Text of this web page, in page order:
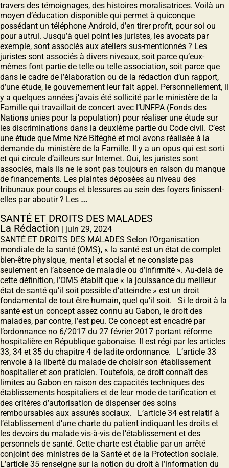
travers des témoignages, des histoires moralisatrices. Voilà un
moyen d’éducation disponible qui permet à quiconque
possédant un téléphone Android, d’en tirer profit, pour soi ou
pour autrui. Jusqu’à quel point les juristes, les avocats par
exemple, sont associés aux ateliers sus-mentionnés ? Les
juristes sont associés à divers niveaux, soit parce qu’eux-
mêmes font partie de telle ou telle association, soit parce que
dans le cadre de l’élaboration ou de la rédaction d’un rapport,
d’une étude, le gouvernement leur fait appel. Personnellement, il
y a quelques années j’avais été sollicité par le ministère de la
Famille qui travaillait de concert avec l’UNFPA (Fonds des
Nations unies pour la population) pour réaliser une étude sur
les discriminations dans la deuxième partie du Code civil. C’est
une étude que Mme Nzé Bitéghé et moi avons réalisée à la
demande du ministère de la Famille. Il y a un opus qui est sorti
et qui circule d’ailleurs sur Internet. Oui, les juristes sont
associés, mais ils ne le sont pas toujours en raison du manque
de financements. Les plaintes déposées au niveau des
tribunaux pour coups et blessures au sein des foyers finissent-
elles par aboutir ? Les …
SANTÉ ET DROITS DES MALADES
La Rédaction
juin 29, 2024
SANTÉ ET DROITS DES MALADES Selon l’Organisation
mondiale de la santé (OMS), « la santé est un état de complet
bien-être physique, mental et social et ne consiste pas
seulement en l’absence de maladie ou d’infirmité ». Au-delà de
cette définition, l’OMS établit que « la jouissance du meilleur
état de santé qu’il soit possible d’atteindre » est un droit
fondamental de tout être humain, quel qu’il soit. Si le droit à la
santé est un concept assez connu au Gabon, le droit des
malades, par contre, l’est peu. Ce concept est encadré par
l’ordonnance no 6/2017 du 27 février 2017 portant réforme
hospitalière en République gabonaise. Il est régi par les articles
33, 34 et 35 du chapitre 4 de ladite ordonnance. L’article 33
renvoie à la liberté du malade de choisir son établissement
hospitalier et son praticien. Toutefois, ce droit connaît des
limites au Gabon en raison des capacités techniques des
établissements hospitaliers et de leur mode de tarification et
des critères d’autorisation de dispenser des soins
remboursables aux assurés sociaux. L’article 34 est relatif à
l’établissement d’une charte du patient indiquant les droits et
les devoirs du malade vis-à-vis de l’établissement et des
personnels de santé. Cette charte est établie par un arrêté
conjoint des ministres de la Santé et de la Protection sociale.
L’article 35 renseigne sur la notion du droit à l’information du